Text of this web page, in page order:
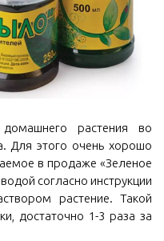
домашнего растения во
Для этого очень хорошо
в продаже «Зеленое
согласно инструкции
растение. Такой
достаточно 1-3 раза за